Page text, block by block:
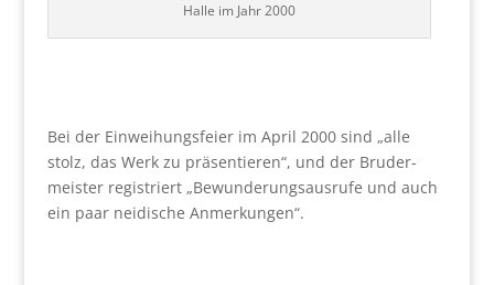
Hal­le im Jahr 2000
Bei der Ein­wei­hungs­fei­er im April 2000 sind „alle
stolz, das Werk zu prä­sen­tie­ren“, und der Bru­der­
meis­ter regis­triert „Bewun­de­rungs­aus­ru­fe und auch
ein paar nei­di­sche Anmer­kun­gen“.